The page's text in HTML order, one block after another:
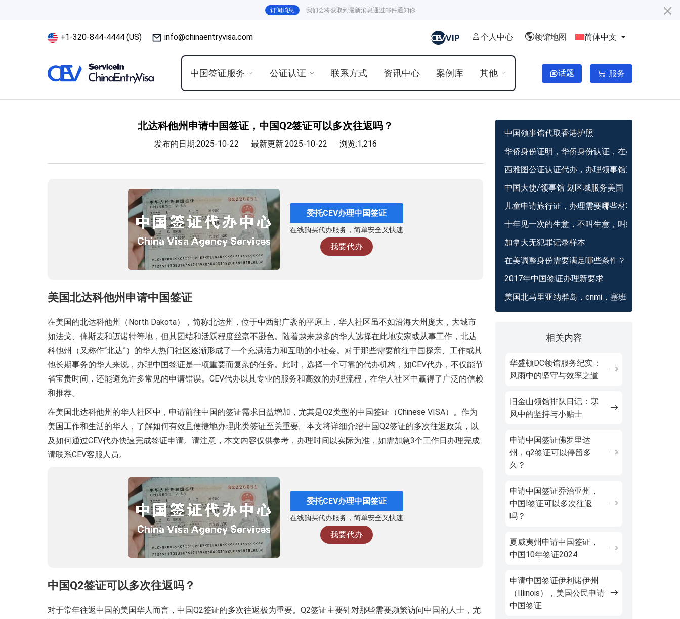
订阅消息 我们会将获取到最新消息通过邮件通知你
+1-320-844-4444 (US) info@chinaentryvisa.com 个人中心 领馆地图 简体中文
中国签证服务 公证认证 联系方式 资讯中心 案例库 其他 话题 服务
北达科他州申请中国签证，中国Q2签证可以多次往返吗？
发布的日期:2025-10-22 最新更新:2025-10-22 浏览:1,216
委托CEV办理中国签证
在线购买代办服务，简单安全又快速
我要代办
美国北达科他州申请中国签证
在美国的北达科他州（North Dakota），简称北达州，位于中西部广袤的平原上，华人社区虽不如沿海大州庞大，大城市
如法戈、俾斯麦和迈诺特等地，但其团结和活跃程度丝毫不逊色。随着越来越多的华人选择在此地安家或从事工作，北达
科他州（又称作“北达”）的华人热门社区逐渐形成了一个充满活力和互助的小社会。对于那些需要前往中国探亲、工作或其
他长期事务的华人来说，办理中国签证是一项重要而复杂的任务。此时，选择一个可靠的代办机构，如CEV代办，不仅能节
省宝贵时间，还能避免许多常见的申请错误。CEV代办以其专业的服务和高效的办理流程，在华人社区中赢得了广泛的信赖
和推荐。
在美国北达科他州的华人社区中，申请前往中国的签证需求日益增加，尤其是Q2类型的中国签证（Chinese VISA）。作为
美国工作和生活的华人，了解如何有效且便捷地办理此类签证至关重要。本文将详细介绍中国Q2签证的多次往返政策，以
及如何通过CEV代办快速完成签证申请。请注意，本文内容仅供参考，办理时间以实际为准，如需加急3个工作日办理完成
请联系CEV客服人员。
委托CEV办理中国签证
在线购买代办服务，简单安全又快速
我要代办
中国Q2签证可以多次往返吗？
对于常年往返中国的美国华人而言，中国Q2签证的多次往返极为重要。Q2签证主要针对那些需要频繁访问中国的人士，尤
中国领事馆代取香港护照
华侨身份证明，华侨身份认证，在美国怎么办？
西雅图公证认证代办，办理领事馆三级认证
中国大使/领事馆 划区域服务美国
儿童申请旅行证，办理需要哪些材料？
十年见一次的生意，不叫生意，叫缘分
加拿大无犯罪记录样本
在美调整身份需要满足哪些条件？
2017年中国签证办理新要求
美国北马里亚纳群岛，cnmi，塞班等
相关内容
华盛顿DC领馆服务纪实：
风雨中的坚守与效率之道
旧金山领馆排队日记：寒
风中的坚持与小贴士
申请中国签证佛罗里达
州，q2签证可以停留多
久？
申请中国签证乔治亚州，
中国l签证可以多次往返
吗？
夏威夷州申请中国签证，
中国10年签证2024
申请中国签证伊利诺伊州
（Illinois），美国公民申请
中国签证